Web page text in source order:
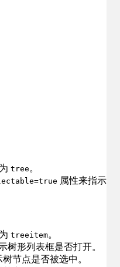
tree 。
属性来指示
treeitem。
树形列表框是否打开。
节点是否被选中。